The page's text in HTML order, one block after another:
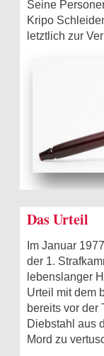
Seine
Kripo
letztlich zur
Das Urteil
Im Januar
der 1.
lebenslanger
Urteil mit dem
bereits vor der
Diebstahl aus
Mord zu